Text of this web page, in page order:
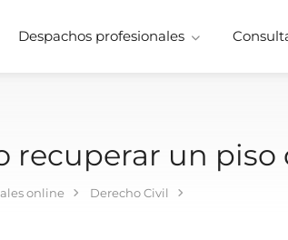
Despachos profesionales
recuperar un
online Derecho Civil